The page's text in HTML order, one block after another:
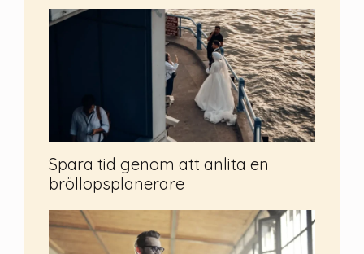
Spara tid genom att anlita en
bröllopsplanerare